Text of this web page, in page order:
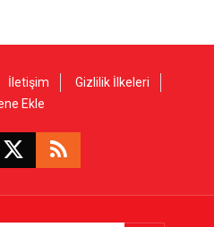
İletişim
Gizlilik İlkeleri
Ekle